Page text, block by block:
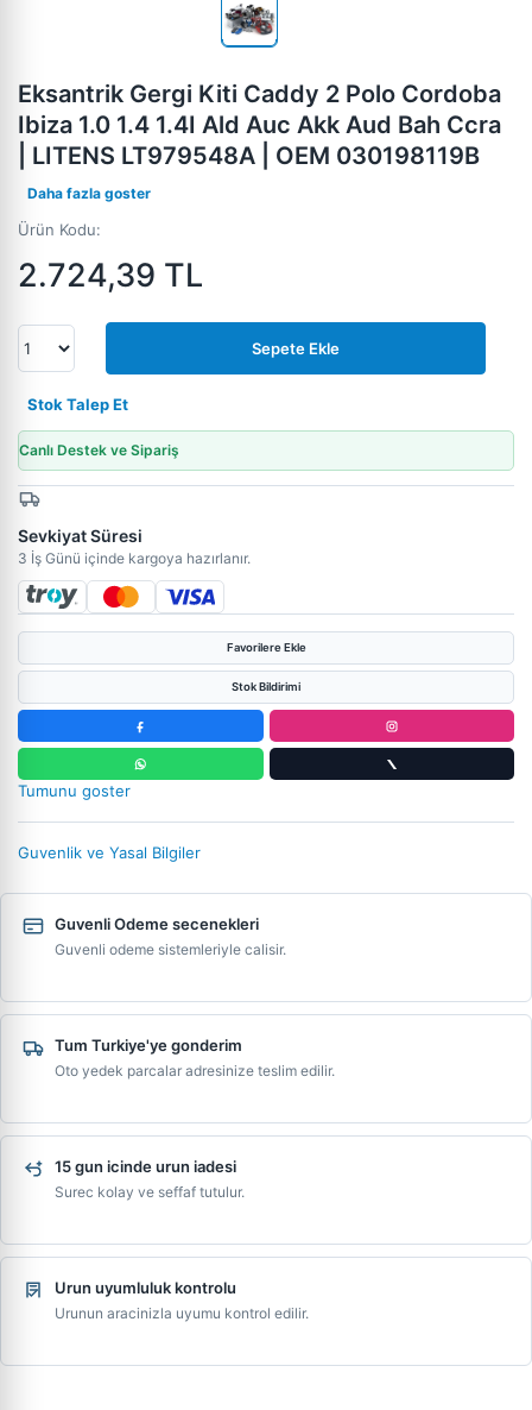
Eksantrik Gergi Kiti Caddy 2 Polo Cordoba
Ibiza 1.0 1.4 1.4I Ald Auc Akk Aud Bah Ccra
| LITENS LT979548A | OEM 030198119B
Daha fazla goster
Ürün Kodu:
2.724,39 TL
Sepete Ekle
Stok Talep Et
Canlı Destek ve Sipariş
Sevkiyat Süresi
3 İş Günü içinde kargoya hazırlanır.
Favorilere Ekle
Stok Bildirimi
Tumunu goster
Guvenlik ve Yasal Bilgiler
Guvenli Odeme secenekleri
Guvenli odeme sistemleriyle calisir.
Tum Turkiye'ye gonderim
Oto yedek parcalar adresinize teslim edilir.
15 gun icinde urun iadesi
Surec kolay ve seffaf tutulur.
Urun uyumluluk kontrolu
Urunun aracinizla uyumu kontrol edilir.